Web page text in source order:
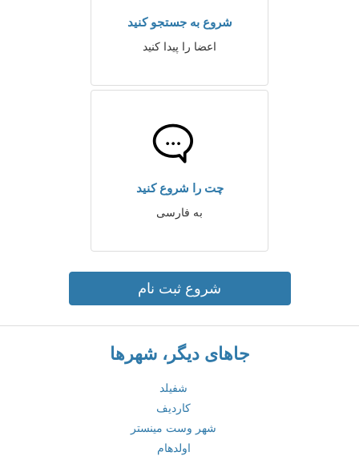
شروع به جستجو کنید
اعضا را پیدا کنید
چت را شروع کنید
به فارسی
شروع ثبت نام
جاهای دیگر، شهرها
شفیلد
کاردیف
شهر وست مینستر
اولدهام